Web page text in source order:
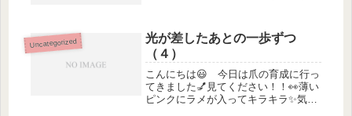
はたくさん咲いてたのに咲かなくなっ
て寂しですけど癒されます😊 えっ
と...
Uncategorized
光が差したあとの一歩ずつ
（４）
こんにちは😃 今日は爪の育成に行っ
てきました💅見てください！！👀薄い
ピンクにラメが入ってキラキラ✨気分